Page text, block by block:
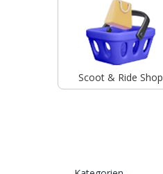
Scoot & Ride Shop